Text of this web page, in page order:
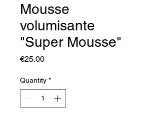
Mousse
volumisante
"Super Mousse"
€25.00Price
Quantity *